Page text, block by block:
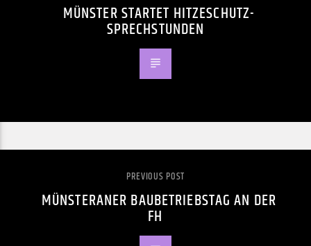
MÜNSTER STARTET HITZESCHUTZ-
SPRECHSTUNDEN
PREVIOUS POST
MÜNSTERANER BAUBETRIEBSTAG AN DER
FH